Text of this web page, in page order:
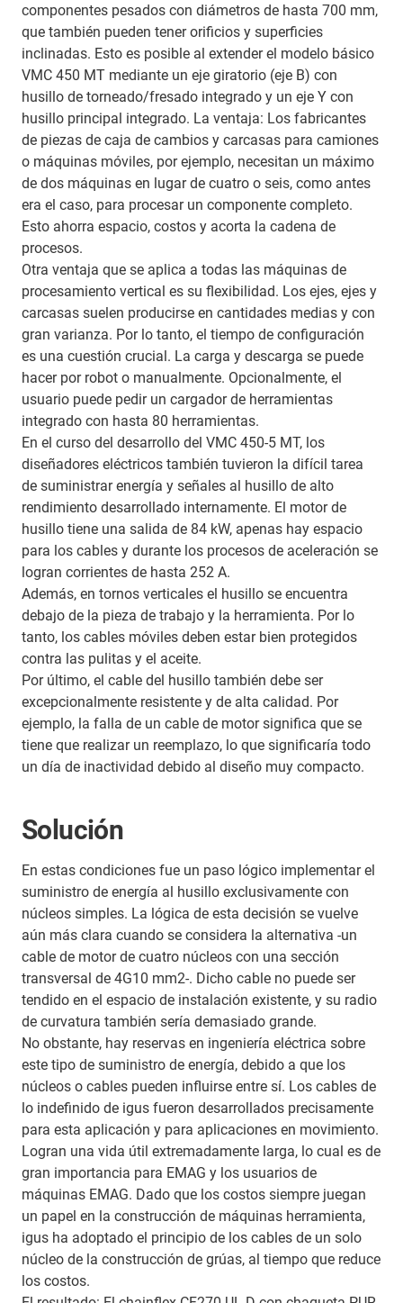
componentes pesados con diámetros de hasta 700 mm,
que también pueden tener orificios y superficies
inclinadas. Esto es posible al extender el modelo básico
VMC 450 MT mediante un eje giratorio (eje B) con
husillo de torneado/fresado integrado y un eje Y con
husillo principal integrado. La ventaja: Los fabricantes
de piezas de caja de cambios y carcasas para camiones
o máquinas móviles, por ejemplo, necesitan un máximo
de dos máquinas en lugar de cuatro o seis, como antes
era el caso, para procesar un componente completo.
Esto ahorra espacio, costos y acorta la cadena de
procesos.
Otra ventaja que se aplica a todas las máquinas de
procesamiento vertical es su flexibilidad. Los ejes, ejes y
carcasas suelen producirse en cantidades medias y con
gran varianza. Por lo tanto, el tiempo de configuración
es una cuestión crucial. La carga y descarga se puede
hacer por robot o manualmente. Opcionalmente, el
usuario puede pedir un cargador de herramientas
integrado con hasta 80 herramientas.
En el curso del desarrollo del VMC 450-5 MT, los
diseñadores eléctricos también tuvieron la difícil tarea
de suministrar energía y señales al husillo de alto
rendimiento desarrollado internamente. El motor de
husillo tiene una salida de 84 kW, apenas hay espacio
para los cables y durante los procesos de aceleración se
logran corrientes de hasta 252 A.
Además, en tornos verticales el husillo se encuentra
debajo de la pieza de trabajo y la herramienta. Por lo
tanto, los cables móviles deben estar bien protegidos
contra las pulitas y el aceite.
Por último, el cable del husillo también debe ser
excepcionalmente resistente y de alta calidad. Por
ejemplo, la falla de un cable de motor significa que se
tiene que realizar un reemplazo, lo que significaría todo
un día de inactividad debido al diseño muy compacto.
Solución
En estas condiciones fue un paso lógico implementar el
suministro de energía al husillo exclusivamente con
núcleos simples. La lógica de esta decisión se vuelve
aún más clara cuando se considera la alternativa -un
cable de motor de cuatro núcleos con una sección
transversal de 4G10 mm2-. Dicho cable no puede ser
tendido en el espacio de instalación existente, y su radio
de curvatura también sería demasiado grande.
No obstante, hay reservas en ingeniería eléctrica sobre
este tipo de suministro de energía, debido a que los
núcleos o cables pueden influirse entre sí. Los cables de
lo indefinido de igus fueron desarrollados precisamente
para esta aplicación y para aplicaciones en movimiento.
Logran una vida útil extremadamente larga, lo cual es de
gran importancia para EMAG y los usuarios de
máquinas EMAG. Dado que los costos siempre juegan
un papel en la construcción de máquinas herramienta,
igus ha adoptado el principio de los cables de un solo
núcleo de la construcción de grúas, al tiempo que reduce
los costos.